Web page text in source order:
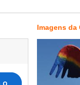
Imagens da